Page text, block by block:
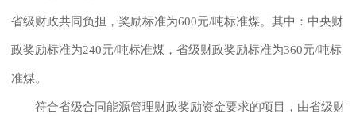
省级财政共同负担，奖励标准为600元/吨标准煤。其中：中央财
政奖励标准为240元/吨标准煤，省级财政奖励标准为360元/吨标
准煤。
符合省级合同能源管理财政奖励资金要求的项目，由省级财